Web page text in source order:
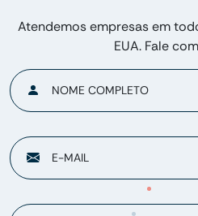
Atendemos empresas em
EUA. Fale
NOME COMPLETO
E-MAIL